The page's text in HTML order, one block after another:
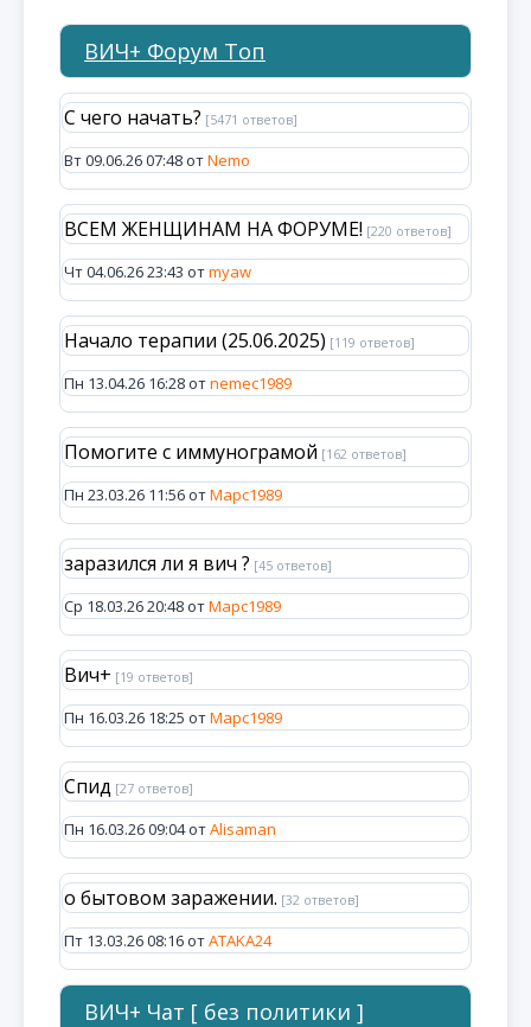
ВИЧ+ Форум Топ
С чего начать? [5471 ответов]
Вт 09.06.26 07:48 отNemo
ВСЕМ ЖЕНЩИНАМ НА ФОРУМЕ! [220 ответов]
Чт 04.06.26 23:43 отmyaw
Начало терапии (25.06.2025) [119 ответов]
Пн 13.04.26 16:28 отnemec1989
Помогите с иммунограмой [162 ответов]
Пн 23.03.26 11:56 отМарс1989
заразился ли я вич ? [45 ответов]
Ср 18.03.26 20:48 отМарс1989
Вич+ [19 ответов]
Пн 16.03.26 18:25 отМарс1989
Спид [27 ответов]
Пн 16.03.26 09:04 отAlisaman
о бытовом заражении. [32 ответов]
Пт 13.03.26 08:16 отATAKA24
ВИЧ+ Чат [ без политики ]